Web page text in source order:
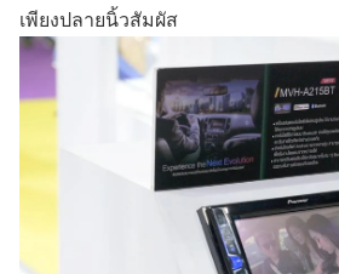
เพียงปลายนิ้วสัมผัส